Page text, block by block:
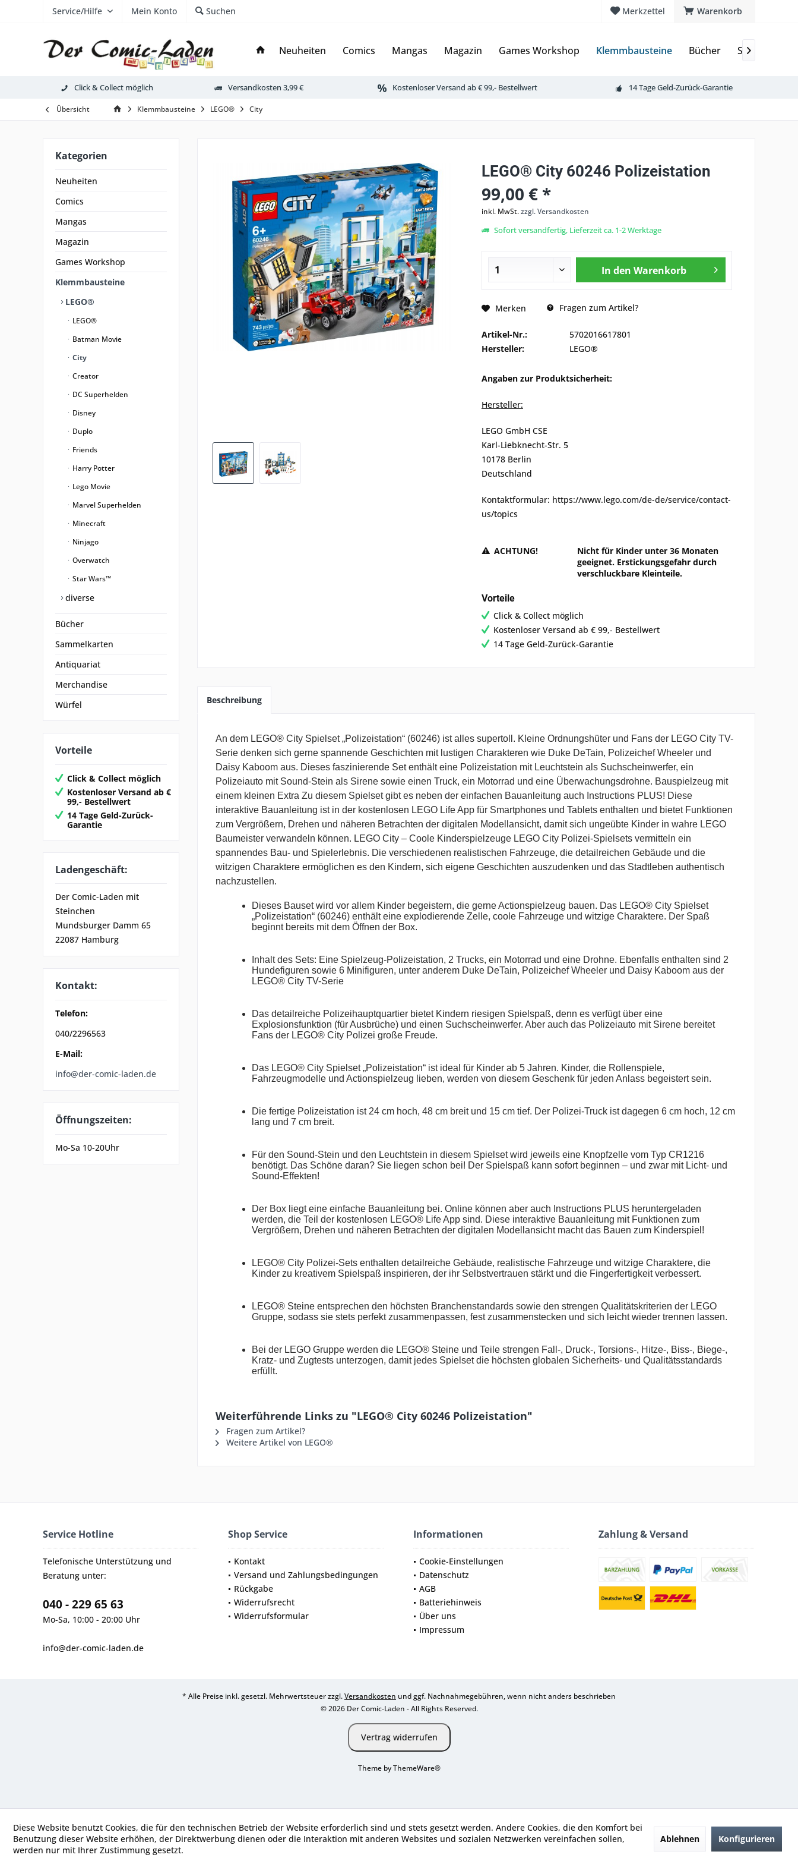
Warenkorb
Merkzettel
Service/Hilfe Mein Konto Suchen
Neuheiten Comics Mangas Magazin Games Workshop Klemmbausteine Bücher 
Click & Collect möglich Versandkosten 3,99 € Kostenloser Versand ab € 99,- Bestellwert 14 Tage Geld-Zurück-Garantie
Übersicht Klemmbausteine LEGO® City
Kategorien
Neuheiten
Comics
Mangas
Magazin
Games Workshop
Klemmbausteine
LEGO®
LEGO®
Batman Movie
City
Creator
DC Superhelden
Disney
Duplo
Friends
Harry Potter
Lego Movie
Marvel Superhelden
Minecraft
Ninjago
Overwatch
Star Wars™
diverse
Bücher
Sammelkarten
Antiquariat
Merchandise
Würfel
Vorteile
Click & Collect möglich
Kostenloser Versand ab €
99,- Bestellwert
14 Tage Geld-Zurück-
Garantie
Ladengeschäft:
Der Comic-Laden mit
Steinchen
Mundsburger Damm 65
22087 Hamburg
Kontakt:
Telefon:
040/2296563
E-Mail:
info@der-comic-laden.de
Öffnungszeiten:
Mo-Sa 10-20Uhr
LEGO® City 60246 Polizeistation
99,00 € *
inkl. MwSt.zzgl. Versandkosten
Sofort versandfertig, Lieferzeit ca. 1-2 Werktage
In den Warenkorb
Merken Fragen zum Artikel?
Artikel-Nr.:
5702016617801
Hersteller:
LEGO®
Angaben zur Produktsicherheit:
Hersteller:
LEGO GmbH CSE
Karl-Liebknecht-Str. 5
10178 Berlin
Deutschland
Kontaktformular: https://www.lego.com/de-de/service/contact-
us/topics
ACHTUNG!
Nicht für Kinder unter 36 Monaten
geeignet. Erstickungsgefahr durch
verschluckbare Kleinteile.
Vorteile
Click & Collect möglich
Kostenloser Versand ab € 99,- Bestellwert
14 Tage Geld-Zurück-Garantie
Beschreibung
An dem LEGO® City Spielset „Polizeistation“ (60246) ist alles supertoll. Kleine Ordnungshüter und Fans der LEGO City TV-
Serie denken sich gerne spannende Geschichten mit lustigen Charakteren wie Duke DeTain, Polizeichef Wheeler und
Daisy Kaboom aus. Dieses faszinierende Set enthält eine Polizeistation mit Leuchtstein als Suchscheinwerfer, ein
Polizeiauto mit Sound-Stein als Sirene sowie einen Truck, ein Motorrad und eine Überwachungsdrohne. Bauspielzeug mit
einem kleinen Extra Zu diesem Spielset gibt es neben der einfachen Bauanleitung auch Instructions PLUS! Diese
interaktive Bauanleitung ist in der kostenlosen LEGO Life App für Smartphones und Tablets enthalten und bietet Funktionen
zum Vergrößern, Drehen und näheren Betrachten der digitalen Modellansicht, damit sich ungeübte Kinder in wahre LEGO
Baumeister verwandeln können. LEGO City – Coole Kinderspielzeuge LEGO City Polizei-Spielsets vermitteln ein
spannendes Bau- und Spielerlebnis. Die verschiedenen realistischen Fahrzeuge, die detailreichen Gebäude und die
witzigen Charaktere ermöglichen es den Kindern, sich eigene Geschichten auszudenken und das Stadtleben authentisch
nachzustellen.
Dieses Bauset wird vor allem Kinder begeistern, die gerne Actionspielzeug bauen. Das LEGO® City Spielset
„Polizeistation“ (60246) enthält eine explodierende Zelle, coole Fahrzeuge und witzige Charaktere. Der Spaß
beginnt bereits mit dem Öffnen der Box.
Inhalt des Sets: Eine Spielzeug-Polizeistation, 2 Trucks, ein Motorrad und eine Drohne. Ebenfalls enthalten sind 2
Hundefiguren sowie 6 Minifiguren, unter anderem Duke DeTain, Polizeichef Wheeler und Daisy Kaboom aus der
LEGO® City TV-Serie
Das detailreiche Polizeihauptquartier bietet Kindern riesigen Spielspaß, denn es verfügt über eine
Explosionsfunktion (für Ausbrüche) und einen Suchscheinwerfer. Aber auch das Polizeiauto mit Sirene bereitet
Fans der LEGO® City Polizei große Freude.
Das LEGO® City Spielset „Polizeistation“ ist ideal für Kinder ab 5 Jahren. Kinder, die Rollenspiele,
Fahrzeugmodelle und Actionspielzeug lieben, werden von diesem Geschenk für jeden Anlass begeistert sein.
Die fertige Polizeistation ist 24 cm hoch, 48 cm breit und 15 cm tief. Der Polizei-Truck ist dagegen 6 cm hoch, 12 cm
lang und 7 cm breit.
Für den Sound-Stein und den Leuchtstein in diesem Spielset wird jeweils eine Knopfzelle vom Typ CR1216
benötigt. Das Schöne daran? Sie liegen schon bei! Der Spielspaß kann sofort beginnen – und zwar mit Licht- und
Sound-Effekten!
Der Box liegt eine einfache Bauanleitung bei. Online können aber auch Instructions PLUS heruntergeladen
werden, die Teil der kostenlosen LEGO® Life App sind. Diese interaktive Bauanleitung mit Funktionen zum
Vergrößern, Drehen und näheren Betrachten der digitalen Modellansicht macht das Bauen zum Kinderspiel!
LEGO® City Polizei-Sets enthalten detailreiche Gebäude, realistische Fahrzeuge und witzige Charaktere, die
Kinder zu kreativem Spielspaß inspirieren, der ihr Selbstvertrauen stärkt und die Fingerfertigkeit verbessert.
LEGO® Steine entsprechen den höchsten Branchenstandards sowie den strengen Qualitätskriterien der LEGO
Gruppe, sodass sie stets perfekt zusammenpassen, fest zusammenstecken und sich leicht wieder trennen lassen.
Bei der LEGO Gruppe werden die LEGO® Steine und Teile strengen Fall-, Druck-, Torsions-, Hitze-, Biss-, Biege-,
Kratz- und Zugtests unterzogen, damit jedes Spielset die höchsten globalen Sicherheits- und Qualitätsstandards
erfüllt.
Weiterführende Links zu "LEGO® City 60246 Polizeistation"
Fragen zum Artikel?
Weitere Artikel von LEGO®
Service Hotline
Telefonische Unterstützung und
Beratung unter:
040 - 229 65 63
Mo-Sa, 10:00 - 20:00 Uhr
info@der-comic-laden.de
Shop Service
Kontakt
Versand und Zahlungsbedingungen
Rückgabe
Widerrufsrecht
Widerrufsformular
Informationen
Cookie-Einstellungen
Datenschutz
AGB
Batteriehinweis
Über uns
Impressum
Zahlung & Versand
* Alle Preise inkl. gesetzl. Mehrwertsteuer zzgl.Versandkosten und ggf. Nachnahmegebühren, wenn nicht anders beschrieben
© 2026 Der Comic-Laden - All Rights Reserved.
Vertrag widerrufen
Theme byThemeWare®
Diese Website benutzt Cookies, die für den technischen Betrieb der Website erforderlich sind und stets gesetzt werden. Andere Cookies, die den Komfort bei
Benutzung dieser Website erhöhen, der Direktwerbung dienen oder die Interaktion mit anderen Websites und sozialen Netzwerken vereinfachen sollen,
werden nur mit Ihrer Zustimmung gesetzt.
Ablehnen Konfigurieren